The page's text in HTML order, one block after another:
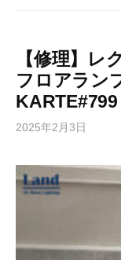
【修理】レ
フロアラ
KARTE#799
2025年2月3日